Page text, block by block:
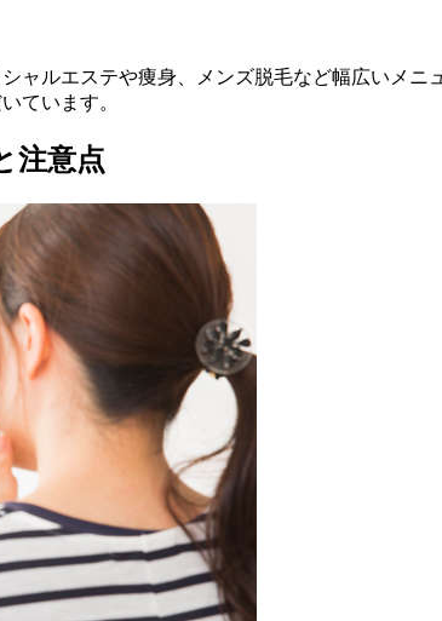
ャルエステや痩身、メンズ脱毛など幅広いメ
ています。
注意点